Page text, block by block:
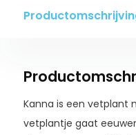
Kanna is een vetplant
vetplantje gaat